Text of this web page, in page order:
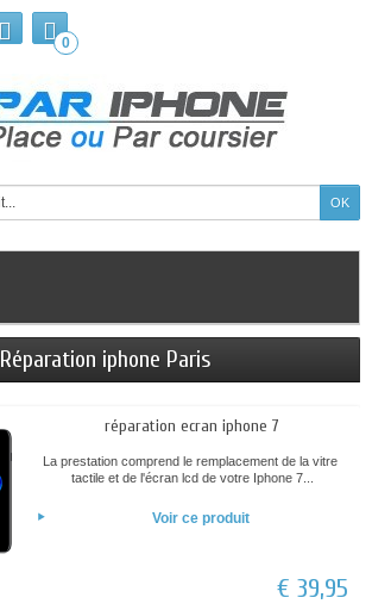
0
Réparation iphone Paris
réparation ecran iphone 7
La prestation comprend le remplacement de la vitre
tactile et de l'écran lcd de votre Iphone 7...
Voir ce produit
€ 39,95